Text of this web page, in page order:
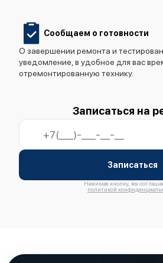
Сообщаем о готовности
О завершении ремонта и
уведомление, в удобное для вас
отремонтированную технику.
Записаться на
Записаться
Нажимая кнопку, вы
политикой